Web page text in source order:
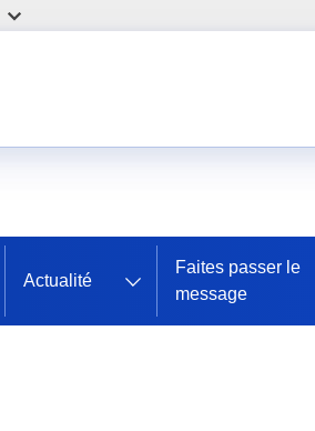
Actualité
Faites passer le
message